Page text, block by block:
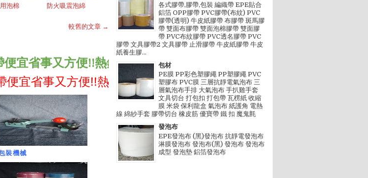
泡棉 防火吸震泡綿
較舊的文章 →
省事又方便!!熱銷中!!! 包裝,包裝設計,包裝材料,膠帶,工業膠膜,努力創新，穩健經營，以品
省事又方便!!熱銷中!!! 包裝,包裝設計,包裝材料,膠帶,工業膠膜,努力創新，穩健經營，以品
裝機械
各式膠帶,膠帶,包裝 編織帶 EPE貼合
鋁箔 OPP膠帶 PVC膠帶(布紋) PVC
膠帶(透明) 牛皮紙膠帶 布膠帶 斑馬膠
帶 雙面布膠帶 雙面泡棉膠帶 雙面膠
帶 PVC布紋膠帶 PVC透名膠帶 PVC
膠帶 文具膠帶2 文具膠帶 止滑膠帶 牛皮紙膠帶 牛皮
紙養生膠...
包材
PE膜 PP彩色塑膠繩 PP塑膠繩 PVC
塑膠布 PVC膜 三層抗靜電氣泡布 三
層氣泡布手排 大氣泡布 手扒雞手套
文具切台 打包扣 打包帶 瓦楞紙 收縮
膜 米袋 保利龍盒 氣泡布 紙護角 電熱
線 綿紗手套 膠帶切台 橡皮筋 優寶帶 鐵 扣 魔鬼氈
發泡布
EPE發泡布 (黑)發泡布 抗靜電發泡布
淋膜發泡布 發泡布(黑) 發泡布 發泡布
成型 發泡墊 鋁箔發泡布